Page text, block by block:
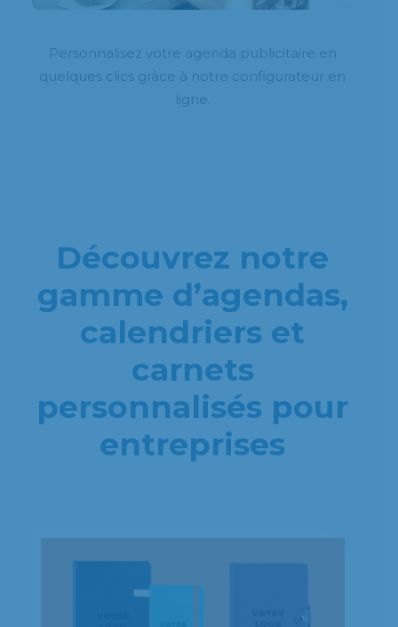
Personnalisez votre agenda publicitaire en
quelques clics grâce à notre configurateur en
ligne.
Découvrez notre
gamme d’agendas,
calendriers et
carnets
personnalisés pour
entreprises